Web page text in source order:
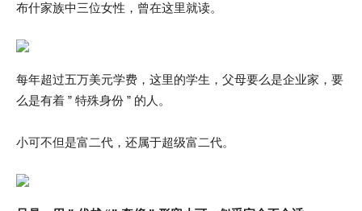
布什家族中三位女性，曾在这里就读。
每年超过五万美元学费，这里的学生，父母要么是企业家，要
么是有着 ” 特殊身份 ” 的人。
小可不但是富二代，还属于超级富二代。